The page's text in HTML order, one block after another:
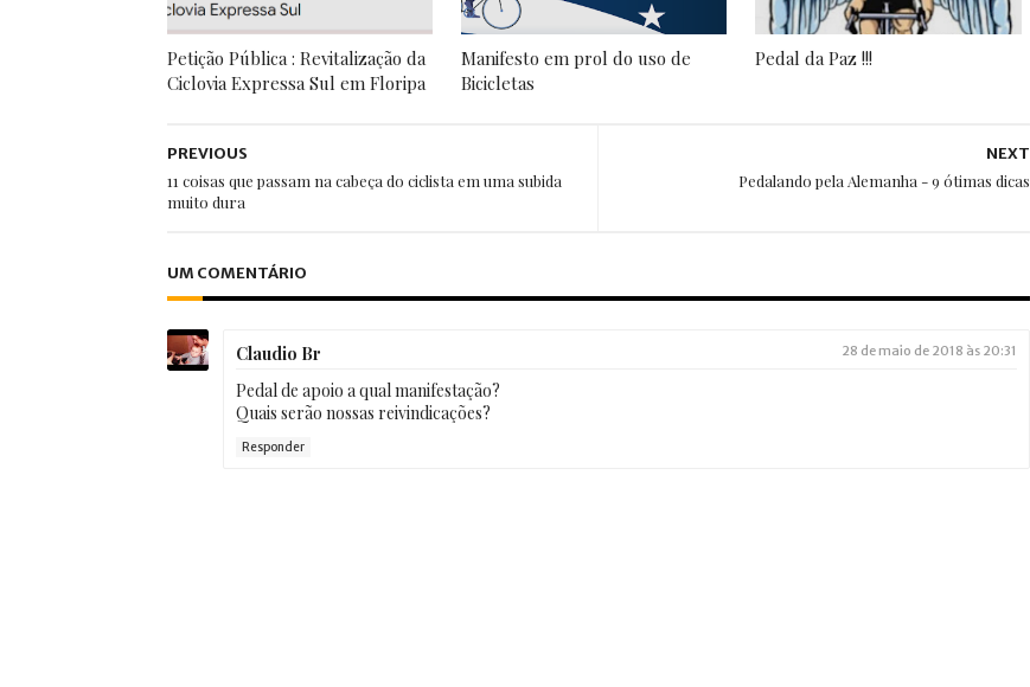
Petição Pública : Revitalização da
Ciclovia Expressa Sul em Floripa
Manifesto em prol do uso de
Bicicletas
Pedal da Paz !!!
NEXT
Pedalando pela Alemanha - 9 ótimas dicas
PREVIOUS
11 coisas que passam na cabeça do ciclista em uma subida
muito dura
UM COMENTÁRIO
Claudio Br 28 de maio de 2018 às 20:31
Pedal de apoio a qual manifestação?
Quais serão nossas reivindicações?
Responder